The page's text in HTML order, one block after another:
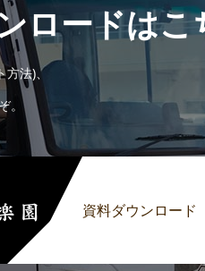
ロードはこ
方法)、
。
資料ダウンロード